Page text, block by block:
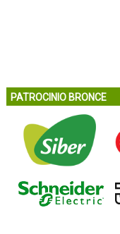
PATROCINIO BRONCE